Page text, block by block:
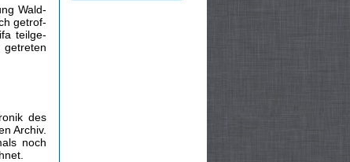
Wald­
getrof­
teilge­
des
Archiv.
noch